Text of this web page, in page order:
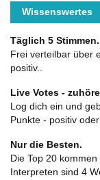
Wissenswertes
Täglich 5 Stimmen.
Frei verteilbar über
positiv..
Live Votes -
Log dich ein und
Punkte - positiv
Nur die Besten.
Die Top 20
Interpreten sind 4